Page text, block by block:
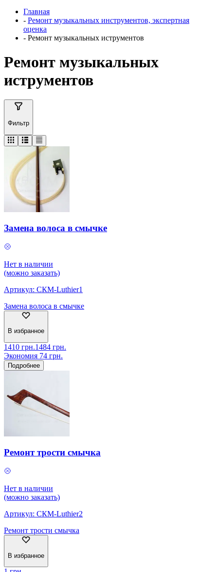
Главная
- Ремонт музыкальных инструментов, экспертная
оценка
- Ремонт музыкальных иструментов
Ремонт музыкальных
иструментов
Фильтр
Замена волоса в смычке
Нет в наличии
(можно заказать)
Артикул: СКМ-Luthier1
Замена волоса в смычке
В избранное
1410 грн.1484 грн.
Экономия 74 грн.
Подробнее
Ремонт трости смычка
Нет в наличии
(можно заказать)
Артикул: СКМ-Luthier2
Ремонт трости смычка
В избранное